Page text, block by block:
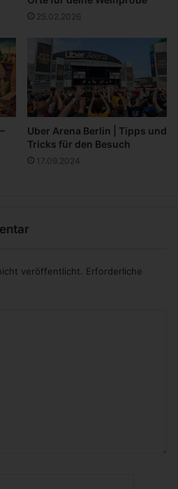
25.02.2026
Uber Arena Berlin | Tipps und
Tricks für den Besuch
17.09.2024
veröffentlicht.
Erforderliche